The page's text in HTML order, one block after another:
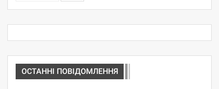
ОСТАННІ ПОВІДОМЛЕННЯ